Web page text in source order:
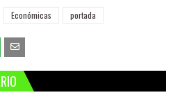
Económicas portada